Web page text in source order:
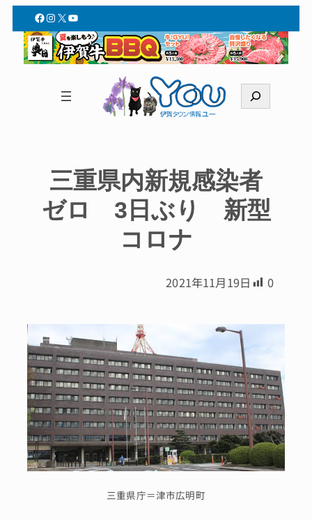
Facebook
Instagram
X YouTube
索
三重県内新規感染者
ゼロ 3日ぶり 新型
コロナ
2021年11月19日 0
三重県庁＝津市広明町